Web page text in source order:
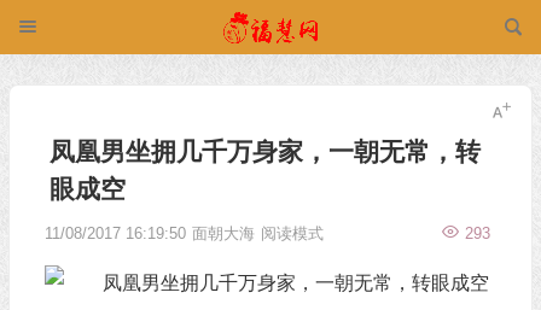
凤凰男坐拥几千万身家，一朝无常，转
眼成空
11/08/2017 16:19:50 面朝大海 293
阅读模式